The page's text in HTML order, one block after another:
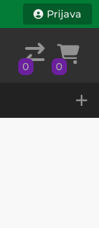
Prijava
0 0